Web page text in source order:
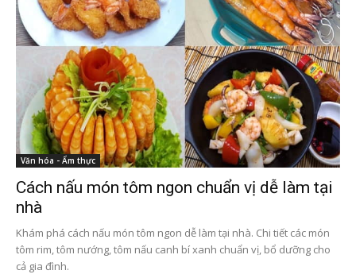
Văn hóa - Ẩm thực
Cách nấu món tôm ngon chuẩn vị dễ làm tại
nhà
Khám phá cách nấu món tôm ngon dễ làm tại nhà. Chi tiết các món
tôm rim, tôm nướng, tôm nấu canh bí xanh chuẩn vị, bổ dưỡng cho
cả gia đình.